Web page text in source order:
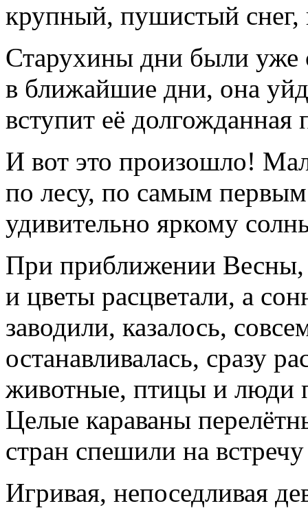
крупный, пушистый снег,
Старухины дни были уже
в ближайшие дни, она
вступит её долгожданная
И вот это произошло!
по лесу, по самым
удивительно яркому
При приближении Весны,
и цветы расцветали, а
заводили, казалось,
останавливалась, сразу
животные, птицы и люди
Целые караваны
стран спешили на
Игривая, непоседливая